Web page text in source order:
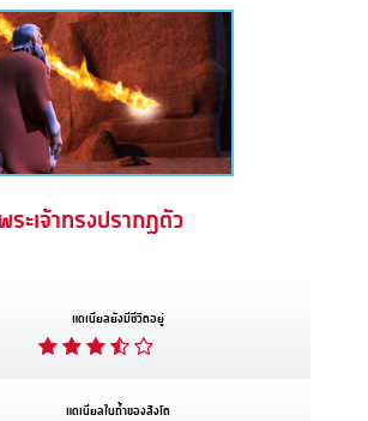
พระเจ้าทรงปรากฏตัว
แดเนียลยังมีชีวิตอยู่
แดเนียลในถ้ำของสิงโต